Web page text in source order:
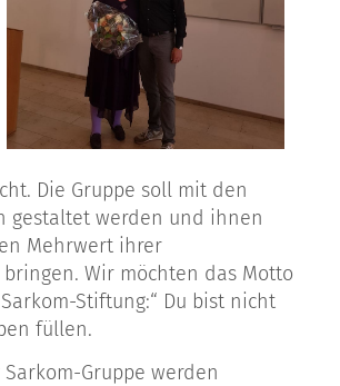
Die Gruppe soll mit den
gestaltet werden und ihnen
Mehrwert ihrer
Wir möchten das Motto
Stiftung:“ Du bist nicht
füllen.
Gruppe werden